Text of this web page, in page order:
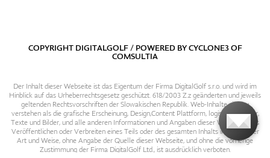
COPYRIGHT DIGITALGOLF / POWERED BYCYCLONE3OF
COMSULTIA
Der Inhalt dieser Webseite ist das Eigentum der Firma DigitalGolf s.r.o. und wird im
Hinblick auf das Urheberrechtsgesetz geschützt. 618/2003 Z.z geänderten und jeweils
geltenden Rechtsvorschriften der Slowakischen Republik. Web-Inhalte sind zu
verstehen als die grafische Erscheinung, Design,Content Plattform, logische Struktur,
Texte und Bilder, und alle anderen Informationen und Angaben dieser Webseite. Das
Veröffentlichen oder Verbreiten eines Teils oder des gesamten Inhalts in irgendeiner
Art und Weise, ohne Angabe der Quelle dieser Webseite, und ohne die vorherige
Zustimmung der Firma DigitalGolf Ltd., ist ausdrücklich verboten.